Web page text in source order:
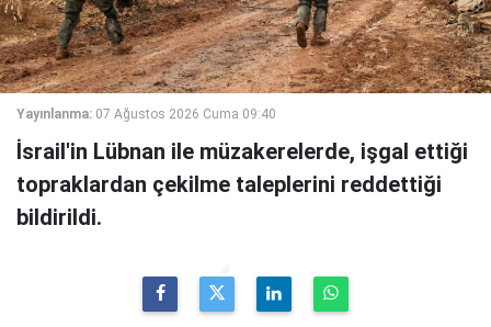
Yayınlanma: 07 Ağustos 2026 Cuma 09:40
İsrail'in Lübnan ile müzakerelerde, işgal ettiği
topraklardan çekilme taleplerini reddettiği
bildirildi.